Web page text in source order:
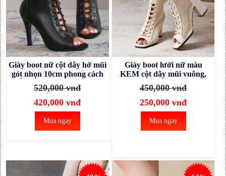
Giày boot nữ cột dây hở mũi
gót nhọn 10cm phong cách
HIỆN ĐẠI SEXY GBN33A
520,000 vnđ
420,000 vnđ
Mua ngay
Giày boot lưới nữ màu
KEM cột dây mũi vuông,
gót vuông 8cm có khuy cài
ÔM CHÂN- THANH
DÁNG GBN24B
450,000 vnđ
250,000 vnđ
Mua ngay